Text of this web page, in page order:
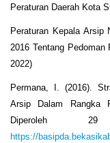
Peraturan Daerah Kota
Peraturan Kepala Arsip
2016 Tentang
2022)
Permana, I. (2016).
Arsip Dalam Rangka
Diperoleh
https://